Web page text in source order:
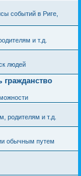
событий в Риге,
и т.д.
людей
гражданство
родителям и т.д.
обычным путем